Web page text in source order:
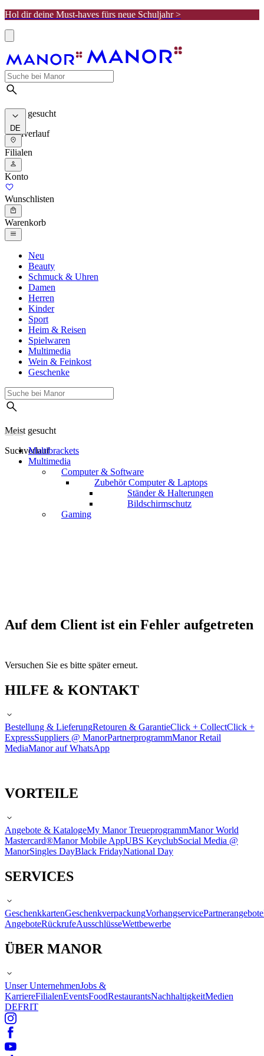
Hol dir deine Must-haves fürs neue Schuljahr >
Meist gesucht
Suchverlauf
DE
Filialen
Konto
Wunschlisten
Warenkorb
Neu
Beauty
Schmuck & Uhren
Damen
Herren
Kinder
Sport
Heim & Reisen
Spielwaren
Multimedia
Wein & Feinkost
Geschenke
Meist gesucht
SuchverlaufMultibrackets
Multimedia
Computer & Software
Zubehör Computer & Laptops
Ständer & Halterungen
Bildschirmschutz
Gaming
Auf dem Client ist ein Fehler aufgetreten
Versuchen Sie es bitte später erneut.
HILFE & KONTAKT
Bestellung & LieferungRetouren & GarantieClick + CollectClick +
ExpressSuppliers @ ManorPartnerprogrammManor Retail
MediaManor auf WhatsApp
VORTEILE
Angebote & KatalogeMy Manor TreueprogrammManor World
Mastercard®Manor Mobile AppUBS KeyclubSocial Media @
ManorSingles DayBlack FridayNational Day
SERVICES
GeschenkkartenGeschenkverpackungVorhangservicePartnerangebote
AngeboteRückrufeAusschlüsseWettbewerbe
ÜBER MANOR
Unser UnternehmenJobs &
KarriereFilialenEventsFoodRestaurantsNachhaltigkeitMedien
DEFRIT